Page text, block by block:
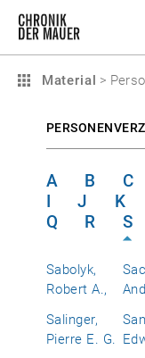
Material >
A B C
I
J K
Q
R S
Sabolyk,
Robert A.,
Salinger,
Pierre E. G.